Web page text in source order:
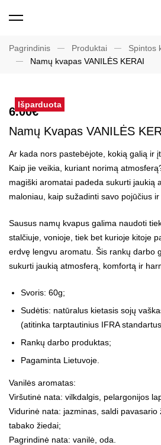
Pagrindinis Produktai
Spintos
Namų kvapas VANILĖS KERAI
Išparduota
6.00€
Namų Kvapas VANILĖS
Ar kada nors pastebėjote, kokią galią ir
Kaip jie veikia, kuriant norimą
magiški aromatai padeda sukurti jaukią
maloniau, kaip sužadinti savo pojūčius
Sausus namų kvapus galima naudoti
stalčiuje, vonioje, tiek bet kurioje kitoje
erdvę lengvu aromatu. Šis rankų darbo
sukurti jaukią atmosferą, komfortą ir
Svoris: 60g;
Sudėtis: natūralus kietasis sojų
(atitinka tarptautinius IFRA
Rankų darbo produktas;
Pagaminta Lietuvoje.
Vanilės aromatas:
Viršutinė nata: vilkdalgis, pelargonijos
Vidurinė nata: jazminas, saldi pavasario
tabako žiedai;
Pagrindinė nata: vanilė, oda.